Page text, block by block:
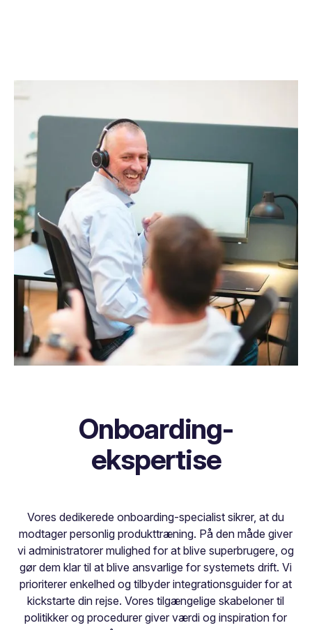
Onboarding-
ekspertise
Vores dedikerede onboarding-specialist sikrer, at du
modtager personlig produkttræning. På den måde giver
vi administratorer mulighed for at blive superbrugere, og
gør dem klar til at blive ansvarlige for systemets drift. Vi
prioriterer enkelhed og tilbyder integrationsguider for at
kickstarte din rejse. Vores tilgængelige skabeloner til
politikker og procedurer giver værdi og inspiration for